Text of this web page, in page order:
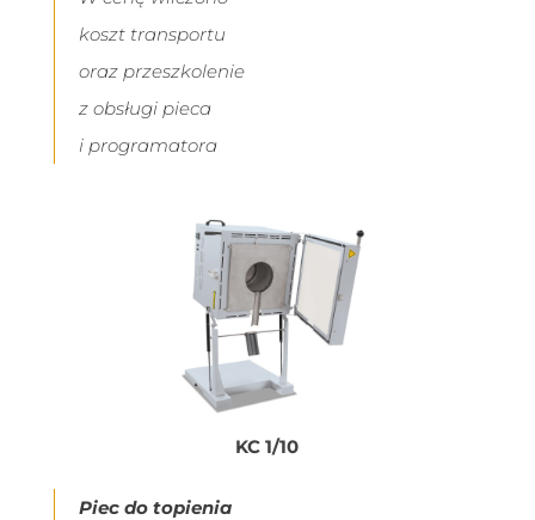
koszt transportu
oraz przeszkolenie
z obsługi pieca
i programatora
KC 1/10
Piec do topienia